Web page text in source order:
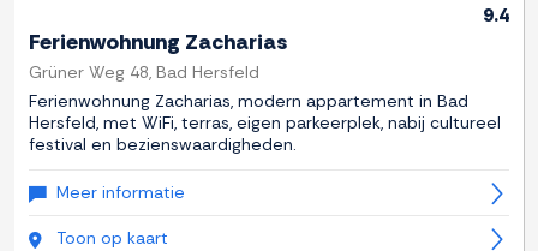
9.4
Ferienwohnung Zacharias
Grüner Weg 48, Bad Hersfeld
Ferienwohnung Zacharias, modern appartement in Bad
Hersfeld, met WiFi, terras, eigen parkeerplek, nabij cultureel
festival en bezienswaardigheden.
Meer informatie
Toon op kaart